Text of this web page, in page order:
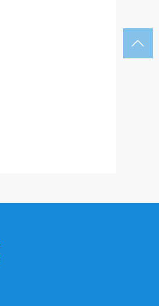
